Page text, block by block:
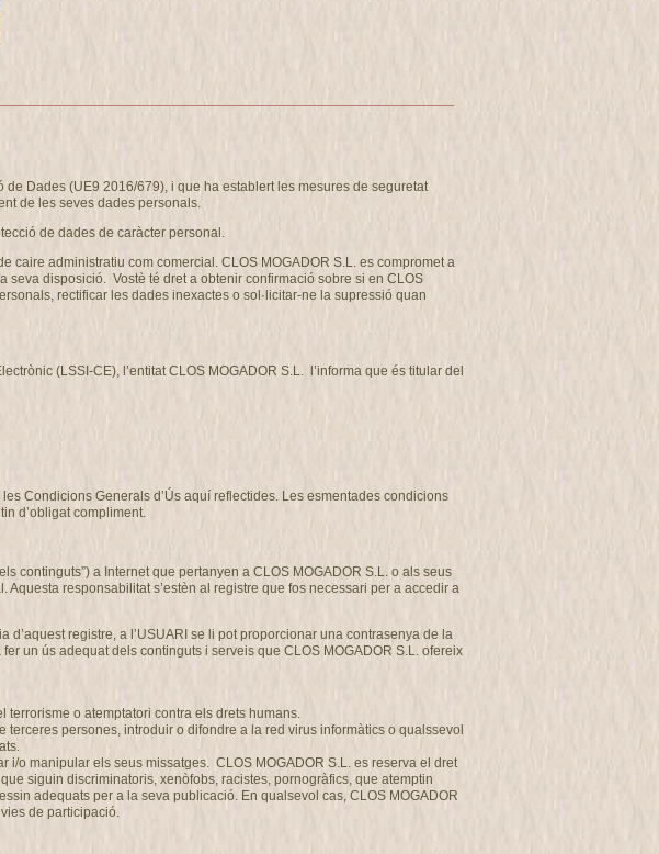
Dades (UE9 2016/679), i que ha establert les mesures de seguretat
de les seves dades personals.
de dades de caràcter personal.
caire administratiu com comercial. CLOS MOGADOR S.L. es compromet a
disposició. Vostè té dret a obtenir confirmació sobre si en CLOS
rectificar les dades inexactes o sol·licitar-ne la supressió quan
(LSSI-CE), l’entitat CLOS MOGADOR S.L. l’informa que és titular del
Condicions Generals d’Ús aquí reflectides. Les esmentades condicions
d’obligat compliment.
continguts”) a Internet que pertanyen a CLOS MOGADOR S.L. o als seus
Aquesta responsabilitat s’estèn al registre que fos necessari per a accedir a
d’aquest registre, a l’USUARI se li pot proporcionar una contrasenya de la
un ús adequat dels continguts i serveis que CLOS MOGADOR S.L. ofereix
terrorisme o atemptatori contra els drets humans.
persones, introduir o difondre a la red virus informàtics o qualssevol
i/o manipular els seus missatges. CLOS MOGADOR S.L. es reserva el dret
siguin discriminatoris, xenòfobs, racistes, pornogràfics, que atemptin
adequats per a la seva publicació. En qualsevol cas, CLOS MOGADOR
de participació.